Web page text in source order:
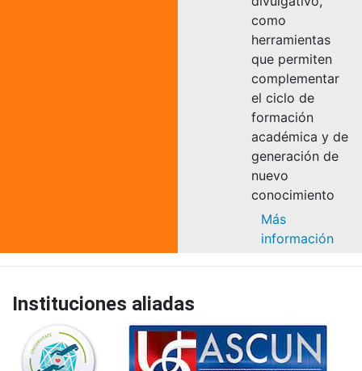
como
herramientas
que permiten
complementar
el ciclo de
formación
académica y de
generación de
nuevo
conocimiento
Más
información
Instituciones aliadas